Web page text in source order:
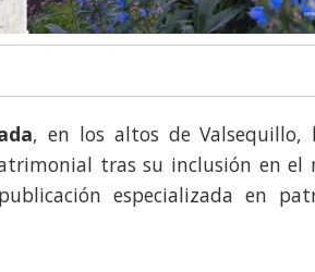
, en los altos de Valsequillo,
tras su inclusión en el
especializada en